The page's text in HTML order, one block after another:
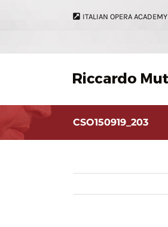
ITALIAN OPERA ACADEMY
CSO150919_203